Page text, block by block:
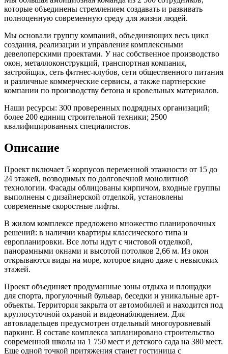
которые объединены стремлением создавать и развивать
полноценную современную среду для жизни людей.
Мы основали группу компаний, объединяющих весь цикл
создания, реализации и управления комплексными
девелоперскими проектами. У нас собственное производство
окон, металлоконструкций, транспортная компания,
застройщик, сеть фитнес-клубов, сети общественного питания
и различные коммерческие сервисы, а также партнерские
компании по производству бетона и кровельных материалов.
Наши ресурсы: 300 проверенных подрядных организаций;
более 200 единиц строительной техники; 2500
квалифицированных специалистов.
Описание
Проект включает 5 корпусов переменной этажности от 15 до
24 этажей, возводимых по долговечной монолитной
технологии. Фасады облицованы кирпичом, входные группы
выполнены с дизайнерской отделкой, установлены
современные скоростные лифты.
В жилом комплексе предложено множество планировочных
решений: в наличии квартиры классического типа и
европланировки. Все лоты идут с чистовой отделкой,
панорамными окнами и высотой потолков 2,66 м. Из окон
открываются виды на море, которое видно даже с невысоких
этажей.
Проект объединяет продуманные зоны отдыха и площадки
для спорта, прогулочный бульвар, беседки и уникальные арт-
объекты. Территория закрыта от автомобилей и находится под
круглосуточной охраной и видеонаблюдением. Для
автовладельцев предусмотрен отдельный многоуровневый
паркинг. В составе комплекса запланировано строительство
современной школы на 1 750 мест и детского сада на 380 мест.
Еще одной точкой притяжения станет гостиница с